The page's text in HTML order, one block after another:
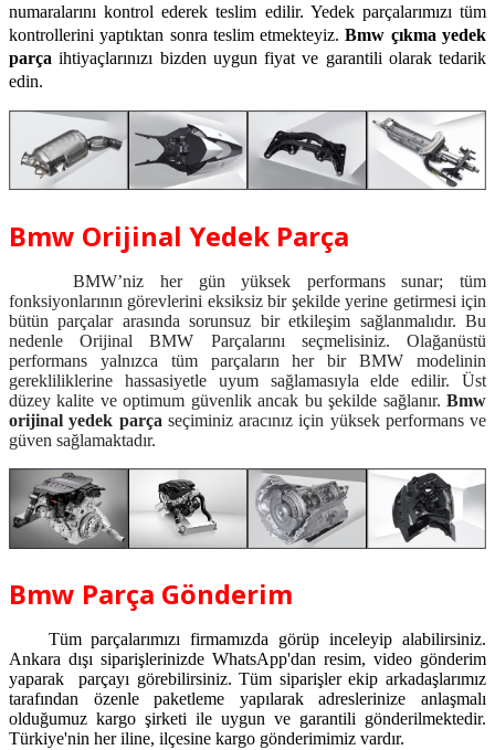
numaralarını kontrol ederek teslim edilir. Yedek parçalarımızı tüm
kontrollerini yaptıktan sonra teslim etmekteyiz.Bmw çıkma yedek
parça ihtiyaçlarınızı bizden uygun fiyat ve garantili olarak tedarik
edin.
Bmw Orijinal Yedek Parça
BMW’niz her gün yüksek performans sunar; tüm
fonksiyonlarının görevlerini eksiksiz bir şekilde yerine getirmesi için
bütün parçalar arasında sorunsuz bir etkileşim sağlanmalıdır. Bu
nedenle Orijinal BMW Parçalarını seçmelisiniz. Olağanüstü
performans yalnızca tüm parçaların her bir BMW modelinin
gerekliliklerine hassasiyetle uyum sağlamasıyla elde edilir. Üst
düzey kalite ve optimum güvenlik ancak bu şekilde sağlanır. Bmw
orijinal yedek parça seçiminiz aracınız için yüksek performans ve
güven sağlamaktadır.
Bmw Parça Gönderim
Tüm parçalarımızı firmamızda görüp inceleyip alabilirsiniz.
Ankara dışı siparişlerinizde WhatsApp'dan resim, video gönderim
yaparak parçayı görebilirsiniz. Tüm siparişler ekip arkadaşlarımız
tarafından özenle paketleme yapılarak adreslerinize anlaşmalı
olduğumuz kargo şirketi ile uygun ve garantili gönderilmektedir.
Türkiye'nin her iline, ilçesine kargo gönderimimiz vardır.